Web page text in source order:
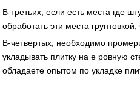
В-третьих, если есть места где
обработать эти места
В-четвертых, необходимо
укладывать плитку на е ровную
обладаете опытом по укладке